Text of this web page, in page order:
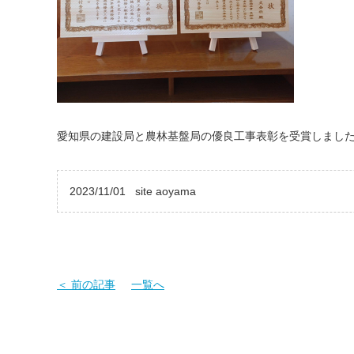
愛知県の建設局と農林基盤局の優良工事表彰を受賞しまし
2023/11/01 site aoyama
＜ 前の記事 一覧へ